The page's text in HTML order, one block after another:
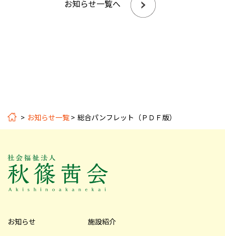
お知らせ一覧へ
お知らせ一覧 総合パンフレット（ＰＤＦ版）
お知らせ 施設紹介